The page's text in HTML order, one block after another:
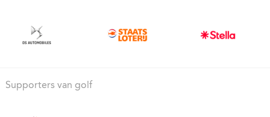
Supporters van golf